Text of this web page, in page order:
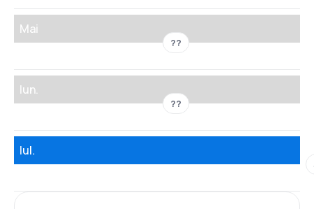
Mai
??
Iun.
??
Iul.